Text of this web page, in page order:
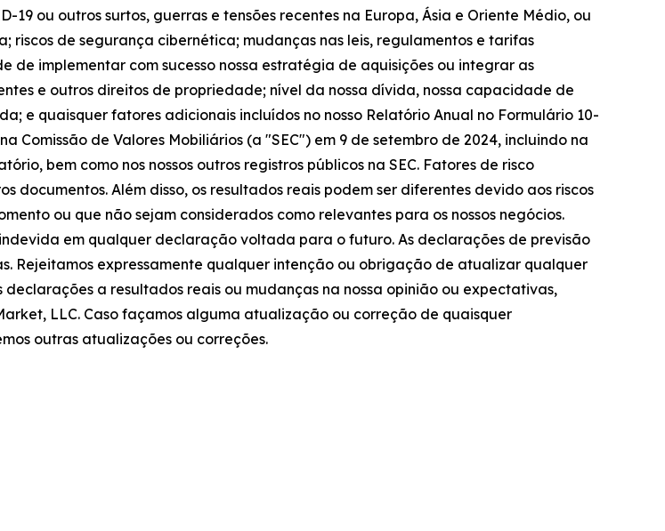
ou outros surtos, guerras e tensões recentes na Europa, Ásia e Oriente Médio, ou
riscos de segurança cibernética; mudanças nas leis, regulamentos e tarifas
de implementar com sucesso nossa estratégia de aquisições ou integrar as
e outros direitos de propriedade; nível da nossa dívida, nossa capacidade de
e quaisquer fatores adicionais incluídos no nosso Relatório Anual no Formulário 10-
Comissão de Valores Mobiliários (a "SEC") em 9 de setembro de 2024, incluindo na
bem como nos nossos outros registros públicos na SEC. Fatores de risco
documentos. Além disso, os resultados reais podem ser diferentes devido aos riscos
ou que não sejam considerados como relevantes para os nossos negócios.
em qualquer declaração voltada para o futuro. As declarações de previsão
Rejeitamos expressamente qualquer intenção ou obrigação de atualizar qualquer
a resultados reais ou mudanças na nossa opinião ou expectativas,
LLC. Caso façamos alguma atualização ou correção de quaisquer
outras atualizações ou correções.